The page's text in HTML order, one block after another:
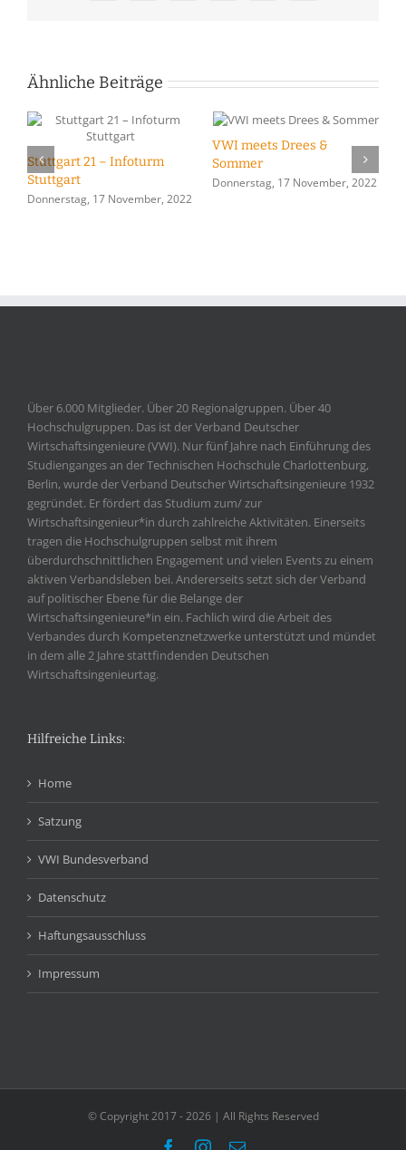
Ähnliche Beiträge
Stuttgart 21 – Infoturm
Stuttgart
Donnerstag, 17 November, 2022
VWI meets Drees &
Sommer
Donnerstag, 17 November, 2022
Über 6.000 Mitglieder. Über 20 Regionalgruppen. Über 40
Hochschulgruppen. Das ist der Verband Deutscher
Wirtschaftsingenieure (VWI). Nur fünf Jahre nach Einführung des
Studienganges an der Technischen Hochschule Charlottenburg,
Berlin, wurde der Verband Deutscher Wirtschaftsingenieure 1932
gegründet. Er fördert das Studium zum/ zur
Wirtschaftsingenieur*in durch zahlreiche Aktivitäten. Einerseits
tragen die Hochschulgruppen selbst mit ihrem
überdurchschnittlichen Engagement und vielen Events zu einem
aktiven Verbandsleben bei. Andererseits setzt sich der Verband
auf politischer Ebene für die Belange der
Wirtschaftsingenieure*in ein. Fachlich wird die Arbeit des
Verbandes durch Kompetenznetzwerke unterstützt und mündet
in dem alle 2 Jahre stattfindenden Deutschen
Wirtschaftsingenieurtag.
Hilfreiche Links:
Home
Satzung
VWI Bundesverband
Datenschutz
Haftungsausschluss
Impressum
© Copyright 2017 -2026 | All Rights Reserved